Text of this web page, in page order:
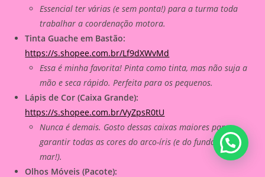
Essencial ter várias (e sem ponta!) para a turma toda
trabalhar a coordenação motora.
Tinta Guache em Bastão:
https://s.shopee.com.br/Lf9dXWvMd
Essa é minha favorita! Pinta como tinta, mas não suja a
mão e seca rápido. Perfeita para os pequenos.
Lápis de Cor (Caixa Grande):
https://s.shopee.com.br/VyZpsR0tU
Nunca é demais. Gosto dessas caixas maiores para
garantir todas as cores do arco-íris (e do fundo do
mar!).
Olhos Móveis (Pacote):